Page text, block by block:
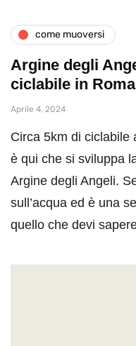
come muoversi
Argine degli
ciclabile in
Aprile 4, 2024
Circa 5km di ciclabile
è qui che si sviluppa
Argine degli Angeli.
sull’acqua ed è una
quello che devi